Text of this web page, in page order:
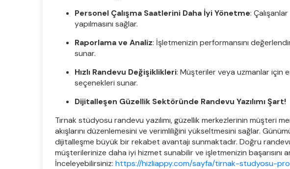
Personel Çalışma Saatlerini Daha İyi Yönetme:
yapılmasını sağlar.
Raporlama ve Analiz: İşletmenizin performansını
sunar.
Hızlı Randevu Değişiklikleri: Müşteriler veya uzmanlar için
seçenekleri sunar.
Dijitalleşen Güzellik Sektöründe Randevu Yazılımı Şart!
Tırnak stüdyosu randevu yazılımı, güzellik merkezlerinin müşteri
akışlarını düzenlemesini ve verimliliğini yükseltmesini sağlar.
dijitalleşme büyük bir rekabet avantajı sunmaktadır. Doğru
müşterilerinize daha iyi hizmet sunabilir ve işletmenizin başarısını
İnceleyebilirsiniz: https://hizliappy.com/sayfa/tirnak-studyosu-